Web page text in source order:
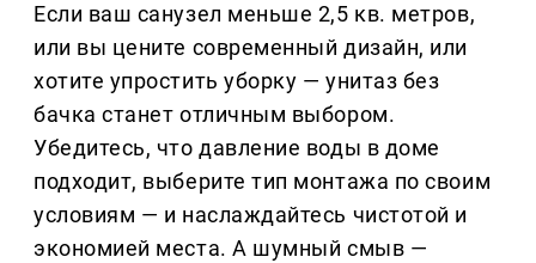
Если ваш санузел меньше 2,5 кв. метров,
или вы цените современный дизайн, или
хотите упростить уборку — унитаз без
бачка станет отличным выбором.
Убедитесь, что давление воды в доме
подходит, выберите тип монтажа по своим
условиям — и наслаждайтесь чистотой и
экономией места. А шумный смыв —